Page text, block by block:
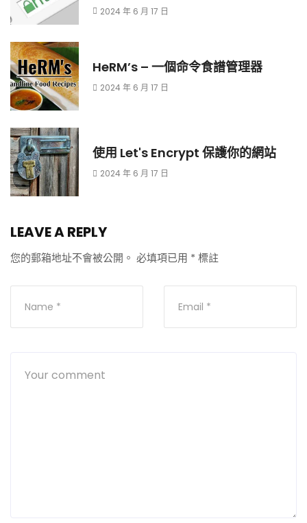
2024 年 6 月 17 日
HeRM’s – 一個命令食譜管理器
2024 年 6 月 17 日
使用 Let's Encrypt 保護你的網站
2024 年 6 月 17 日
LEAVE A REPLY
您的郵箱地址不會被公開。 必填項已用 * 標註